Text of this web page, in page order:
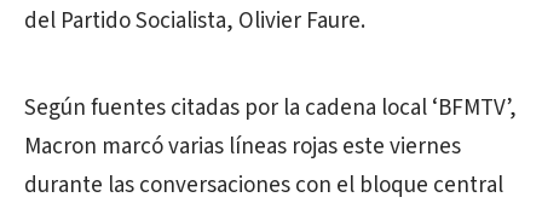
del Partido Socialista, Olivier Faure.
Según fuentes citadas por la cadena local ‘BFMTV’,
Macron marcó varias líneas rojas este viernes
durante las conversaciones con el bloque central